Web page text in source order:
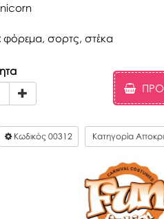
φόρεμα, σορτς, στέκα
Κωδικός 00312 Κατηγορία